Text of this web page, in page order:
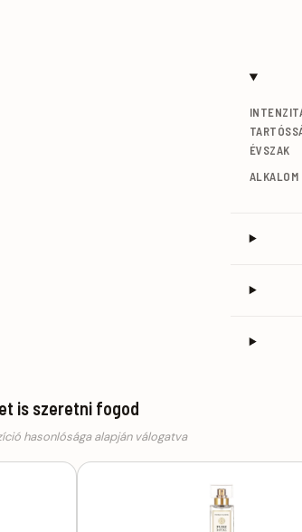
ÉVSZAK
ALKALOM
is szeretni fogod
hasonlósága alapján válogatva